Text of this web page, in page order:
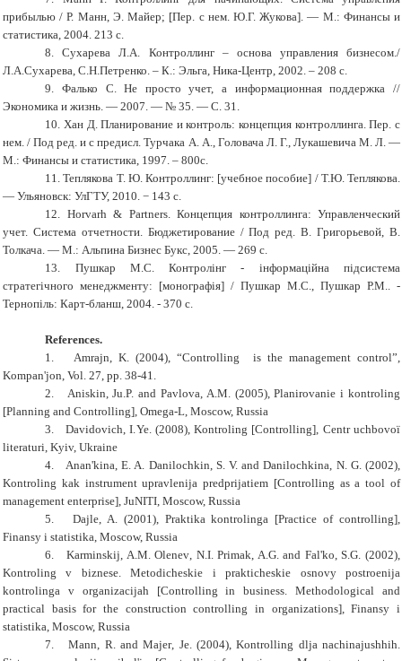
прибылью / Р. Манн, Э.Майер; [Пер. с нем. Ю.Г. Жукова].— М.: Финансы и
статистика, 2004. 213 с.
8.
Сухарева Л.А. Контроллинг – основа управления бизнесом./
Л.А.Сухарева, С.Н.Петренко. – К.: Эльга, Ника-Центр, 2002. – 208 с.
9. Фалько С. Не просто учет, а информационная поддержка //
Экономика и жизнь. — 2007. — № 35. — С. 31.
10. Хан Д. Планирование и контроль: концепция контроллинга. Пер. с
нем. / Под ред. и с предисл. Турчака А. А., Головача Л. Г., Лукашевича М. Л. —
М.: Финансы и статистика, 1997. – 800с.
11. Теплякова Т. Ю. Контроллинг: [учебное пособие] / Т.Ю. Теплякова.
— Ульяновск: УлГТУ, 2010. − 143 с.
12. Horvarh & Partners. Концепция контроллинга: Управленческий
учет. Система отчетности. Бюджетирование / Под ред. В. Григорьевой, В.
Толкача. — М.: Альпина Бизнес Букс, 2005. — 269 с.
13.
Пушкар М.С. Контролінг - інформаційна підсистема
стратегічного менеджменту: [монографія] / Пушкар М.С., Пушкар Р.М.. -
Тернопіль: Карт-бланш, 2004. - 370 с.
References.
1.
Amrajn,K. (2004),“Controlling
is the management control”,
Kompan'jon, Vol. 27, pp. 38-41.
2.
Aniskin, Ju.P. and Pavlova, A.M. (2005), Planirovanie i kontrolіng
[Planning and Controlling], Omega-L, Moscow, Russia
3.
Davidovich, І.Ye.(2008), Kontrolіng [Controlling], Centr uchbovoї
lіteraturi, Kyiv, Ukraine
4.
Anan'kina,E. A. Danilochkin,S. V.and Danilochkina, N. G. (2002),
Kontrolіng kak instrument upravlenija predprijatiem [Controlling as a tool of
management enterprise], JuNITI, Moscow, Russia
5.
Dajle,A. (2001), Praktika kontrolіnga [Practice of controlling],
Finansy i statistika, Moscow, Russia
6.
Karminskij,A.M. Olenev, N.I. Primak, A.G.and Fal'ko,S.G. (2002),
Kontrolіng v biznese. Metodicheskie i prakticheskie osnovy postroenija
kontrolіnga v organizacijah [Controlling in business. Methodological and
practical basis for the construction controlling in organizations], Finansy i
statistika, Moscow, Russia
7.
Mann, R.andMajer, Je.(2004), Kontrolling dlja nachinajushhih.